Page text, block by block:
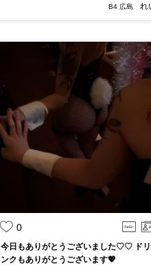
B4 広島
れ
0
今日もありがとうございました♡♡ ドリ
ンクもありがとうございます💖